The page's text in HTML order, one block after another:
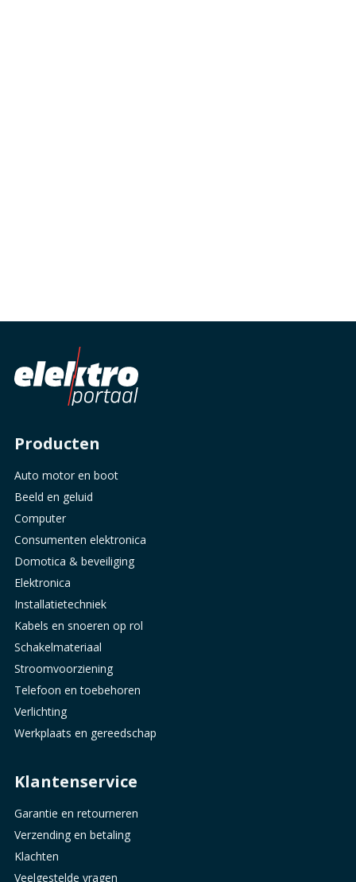
Producten
Auto motor en boot
Beeld en geluid
Computer
Consumenten elektronica
Domotica & beveiliging
Elektronica
Installatietechniek
Kabels en snoeren op rol
Schakelmateriaal
Stroomvoorziening
Telefoon en toebehoren
Verlichting
Werkplaats en gereedschap
Klantenservice
Garantie en retourneren
Verzending en betaling
Klachten
Veelgestelde vragen